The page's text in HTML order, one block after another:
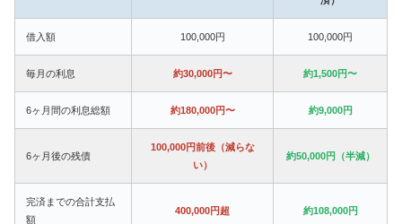
借入額 100,000円 100,000円
毎月の利息 約30,000円〜 約1,500円〜
6ヶ月間の利息総額 約180,000円〜 約9,000円
6ヶ月後の残債
100,000円前後（減らな
い）
約50,000円（半減）
完済までの合計支払
額
400,000円超 約108,000円